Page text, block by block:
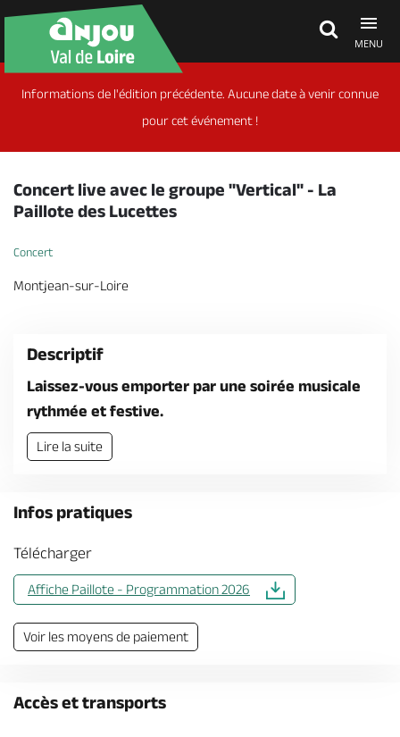
MENU
Découvrir
Dormir, manger
Séjours, cadeaux
Billetterie en ligne
Informations de l'édition précédente. Aucune date à venir connue
pour cet événement !
Concert live avec le groupe "Vertical" - La
Paillote des Lucettes
Concert
Montjean-sur-Loire
Descriptif
Laissez-vous emporter par une soirée musicale
rythmée et festive.
Lire la suite
Infos pratiques
Télécharger
Affiche Paillote - Programmation 2026
Voir les moyens de paiement
Accès et transports